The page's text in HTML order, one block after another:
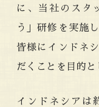
に、当社のスタ
う」研修を実施
皆様にインドネ
だくことを目的と
インドネシアは